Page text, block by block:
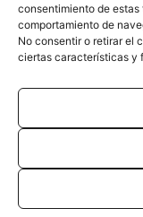
consentimiento de
comportamiento de
No consentir o retirar el
ciertas características y